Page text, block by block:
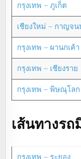
กรุงเทพ – ภูเก็ต
เชียงใหม่ – กาญจน
กรุงเทพ – ผานกเค้
กรุงเทพ – เชียงราย
กรุงเทพ – พิษณุโลก
เส้นทางร
กรุงเทพ – ระยอง